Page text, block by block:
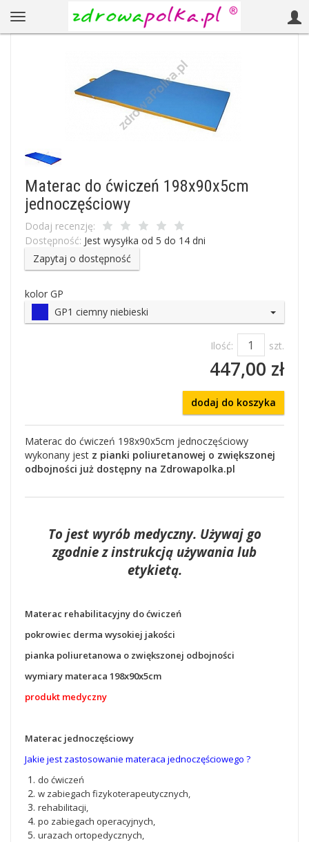
Materac do ćwiczeń 198x90x5cm
jednoczęściowy
Dodaj recenzję:
Dostępność: Jest wysyłka od 5 do 14 dni
Zapytaj o dostępność
kolor GP
GP1 ciemny niebieski
Ilość: szt.
447,00 zł
dodaj do koszyka
Materac do ćwiczeń 198x90x5cm jednoczęściowy
wykonany jest z pianki poliuretanowej o zwiększonej
odbojności już dostępny na Zdrowapolka.pl
To jest wyrób medyczny. Używaj go
zgodnie z instrukcją używania lub
etykietą.
Materac rehabilitacyjny do ćwiczeń
pokrowiec derma wysokiej jakości
pianka poliuretanowa o zwiększonej odbojności
wymiary materaca 198x90x5cm
produkt medyczny
Materac jednoczęściowy
Jakie jest zastosowanie materaca jednoczęściowego ?
do ćwiczeń
w zabiegach fizykoterapeutycznych,
rehabilitacji,
po zabiegach operacyjnych,
urazach ortopedycznych,